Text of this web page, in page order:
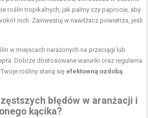
roślin tropikalnych, jak palmy czy paprocie, aby
nich. Zainwestuj w nawilżacz powietrza, jeśli
w miejscach narażonych na przeciągi lub
Dobrze dostosowane warunki oraz regularna
rośliny staną się efektowną ozdobą
błędów w aranżacji i
kącika?